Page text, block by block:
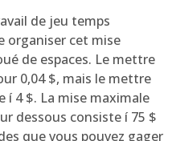
de jeu temps
organiser cet mise
de espaces. Le mettre
0,04 $, mais le mettre
í 4 $. La mise maximale
dessous consiste í 75 $
que vous pouvez gager